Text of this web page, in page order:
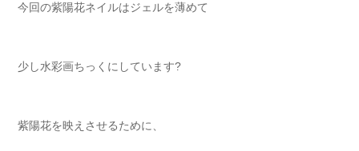
今回の紫陽花ネイルはジェルを薄めて
少し水彩画ちっくにしています?
紫陽花を映えさせるために、